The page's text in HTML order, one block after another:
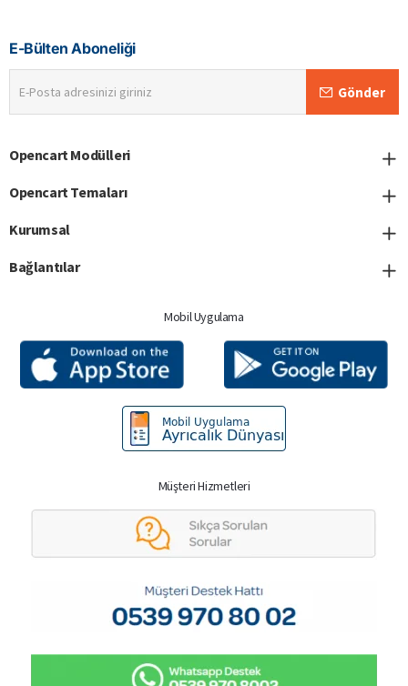
E-Bülten Aboneliği
Posta
adresinizi
Gönder
Opencart Modülleri
Opencart Temaları
Kurumsal
Bağlantılar
Mobil Uygulama
Müşteri Hizmetleri